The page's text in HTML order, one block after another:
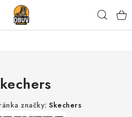
OBUV
značky:Skechers